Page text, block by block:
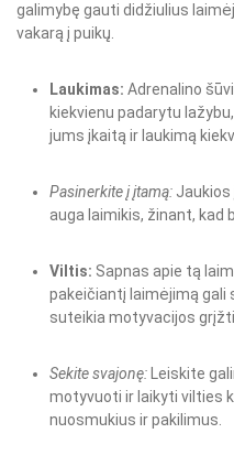
galimybę gauti didžiulius
vakarą į puikų.
Laukimas: Adrenalino
kiekvienu padarytu
jums įkaitą ir laukimą
Pasinerkite į įtamą:
auga laimikis, žinant, kad
Viltis: Sapnas apie tą
pakeičiantį laimėjimą gali
suteikia motyvacijos
Sekite svajonę: Leiskite
motyvuoti ir laikyti vilties
nuosmukius ir pakilimus.